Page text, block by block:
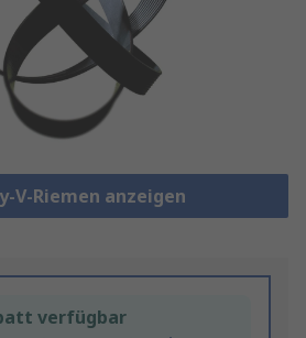
V-Riemen anzeigen
verfügbar